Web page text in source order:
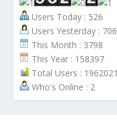
Users Today : 526
Users Yesterday : 706
This Month : 3798
This Year : 158397
Total Users : 1962021
Who's Online : 2